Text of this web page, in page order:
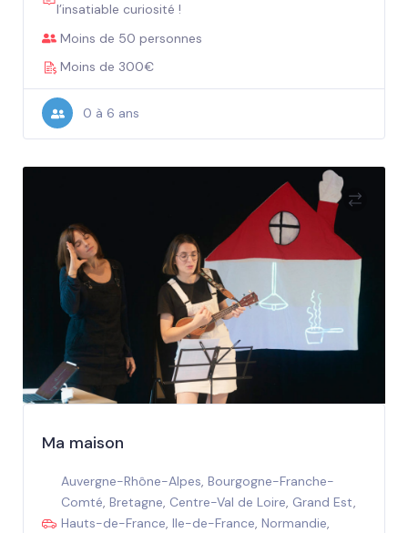
l’insatiable curiosité !
Moins de 50 personnes
Moins de 300€
0 à 6 ans
Ma maison
Auvergne-Rhône-Alpes, Bourgogne-Franche-
Comté, Bretagne, Centre-Val de Loire, Grand Est,
Hauts-de-France, Ile-de-France, Normandie,